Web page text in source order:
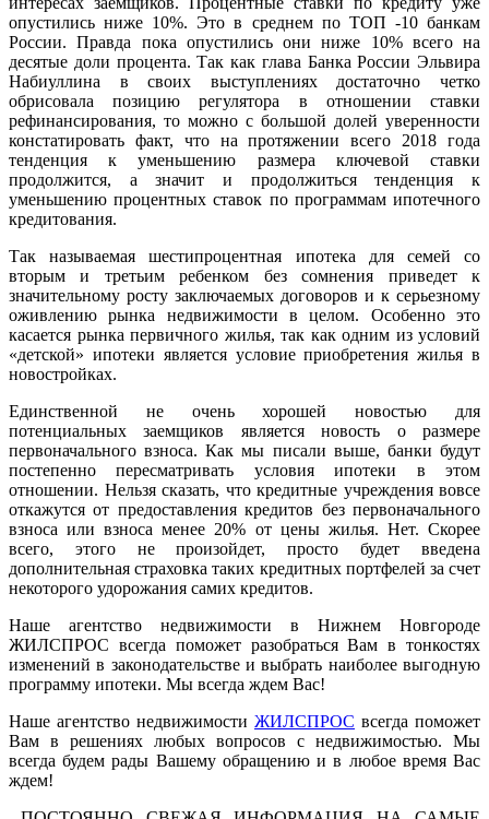
опустились ниже 10%. Это в среднем по ТОП -10 банкам
России. Правда пока опустились они ниже 10% всего на
десятые доли процента. Так как глава Банка России Эльвира
Набиуллина в своих выступлениях достаточно четко
обрисовала позицию регулятора в отношении ставки
рефинансирования, то можно с большой долей уверенности
констатировать факт, что на протяжении всего 2018 года
тенденция к уменьшению размера ключевой ставки
продолжится, а значит и продолжиться тенденция к
уменьшению процентных ставок по программам ипотечного
кредитования.
Так называемая шестипроцентная ипотека для семей со
вторым и третьим ребенком без сомнения приведет к
значительному росту заключаемых договоров и к серьезному
оживлению рынка недвижимости в целом. Особенно это
касается рынка первичного жилья, так как одним из условий
«детской» ипотеки является условие приобретения жилья в
новостройках.
Единственной не очень хорошей новостью для
потенциальных заемщиков является новость о размере
первоначального взноса. Как мы писали выше, банки будут
постепенно пересматривать условия ипотеки в этом
отношении. Нельзя сказать, что кредитные учреждения вовсе
откажутся от предоставления кредитов без первоначального
взноса или взноса менее 20% от цены жилья. Нет. Скорее
всего, этого не произойдет, просто будет введена
дополнительная страховка таких кредитных портфелей за счет
некоторого удорожания самих кредитов.
Наше агентство недвижимости в Нижнем Новгороде
ЖИЛСПРОС всегда поможет разобраться Вам в тонкостях
изменений в законодательстве и выбрать наиболее выгодную
программу ипотеки. Мы всегда ждем Вас!
Наше агентство недвижимости ЖИЛСПРОС всегда поможет
Вам в решениях любых вопросов с недвижимостью. Мы
всегда будем рады Вашему обращению и в любое время Вас
ждем!